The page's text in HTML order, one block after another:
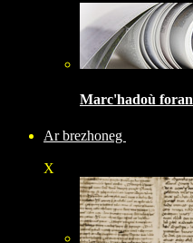
Marc'hadoù foran
Ar brezhoneg
X